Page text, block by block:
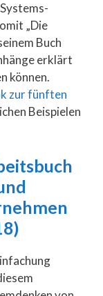
„Die
Buch
erklärt
können.
zur fünften
Beispielen